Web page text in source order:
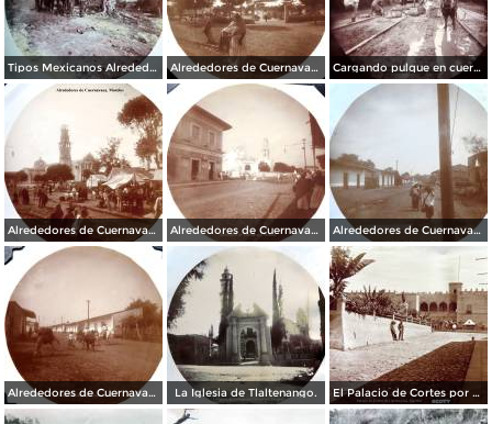
Tipos Mexicanos Alrededores de Cuernavaca Morelos.. Alrededores de Cuernavaca Morelos. Cargando pulque en cueros de puerco Alrededores de Cuernavaca Morelos.
Alrededores de Cuernavaca Morelos. Alrededores de Cuernavaca Morelos. Alrededores de Cuernavaca Morelos.
Alrededores de Cuernavaca Morelos. La Iglesia de Tlaltenango. El Palacio de Cortes por el Fotógrafo Windfield Scott.